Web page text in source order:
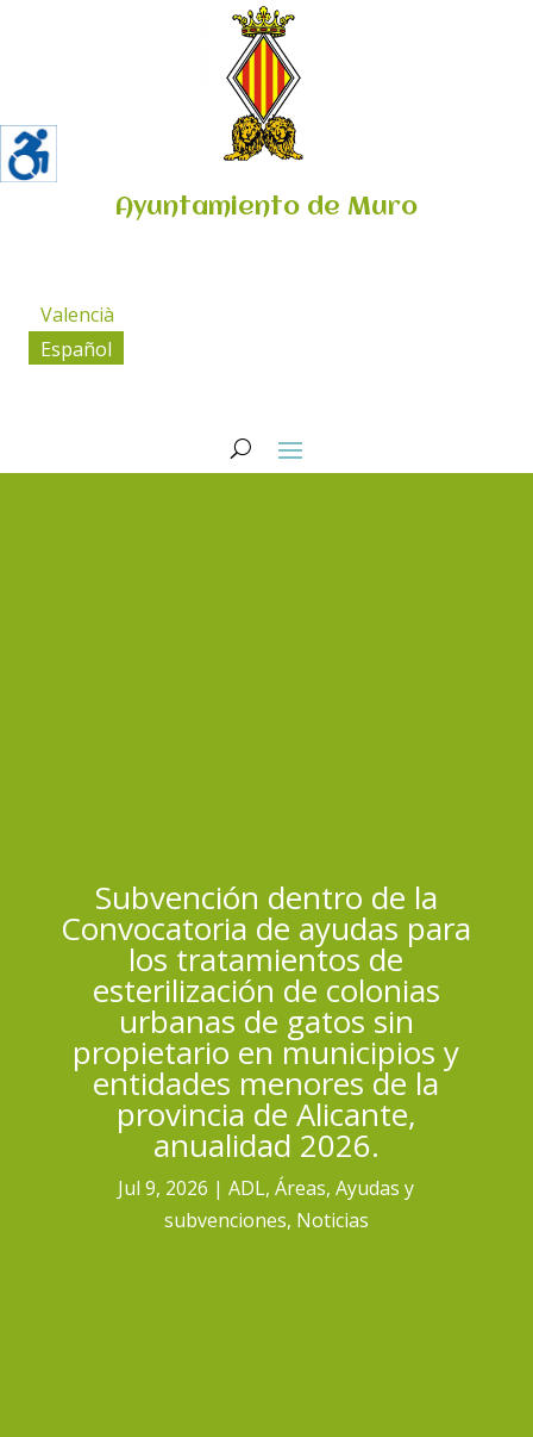
Ayuntamiento de Muro
Valencià
Español
Subvención dentro de la
Convocatoria de ayudas para
los tratamientos de
esterilización de colonias
urbanas de gatos sin
propietario en municipios y
entidades menores de la
provincia de Alicante,
anualidad 2026.
Jul 9, 2026 ADL,Áreas,Ayudas y
subvenciones, Noticias